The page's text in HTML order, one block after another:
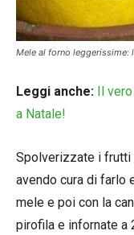
Mele al forno leggerissime:
Leggi anche: Il
a Natale!
Spolverizzate i frutti
avendo cura di farlo
mele e poi con la
pirofila e infornate a